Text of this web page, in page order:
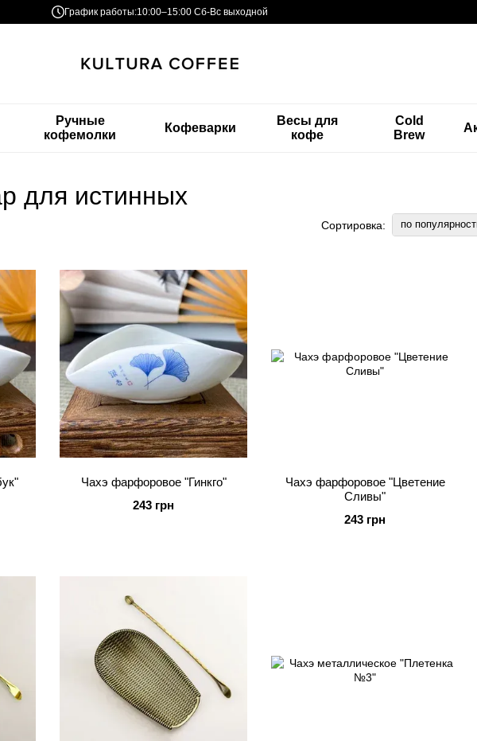
График работы:10:00–15:00 Сб-Вс выходной
Ручные
кофемолки
Кофеварки
Весы для
кофе
Cold
Brew
для истинных
Сортировка: по
Чахэ фарфоровое "Гинкго"
243 грн
Чахэ фарфоровое "Цветение
Сливы"
243 грн